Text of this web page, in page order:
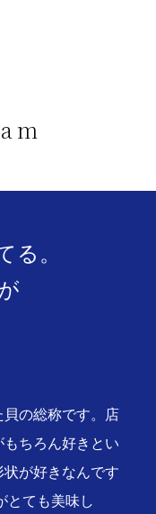
。
の総称です。店
ちろん好きとい
が好きなんです
とても美味し